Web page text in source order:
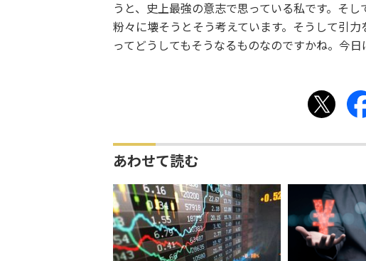
うと、史上最強の意志で思っている私です。そ
粉々に壊そうとそう考えています。そうして引
ってどうしてもそうなるものなのですかね。今
あわせて読む